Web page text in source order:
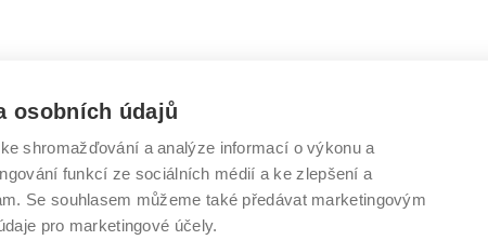
VYSOKÉ UČENÍ TECHNICKÉ V BRNĚ
Antonínská 548/1
602 00 Brno
www.vut.cz
osobních údajů
shromažďování a analýze informací o výkonu a
funkcí ze sociálních médií a ke zlepšení a
Se souhlasem můžeme také předávat marketingovým
pro marketingové účely.